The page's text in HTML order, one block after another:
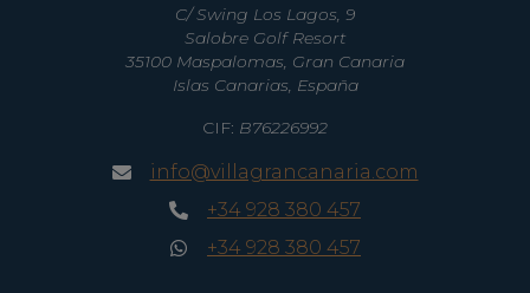
C/ Swing Los Lagos, 9
Salobre Golf Resort
35100 Maspalomas, Gran Canaria
Islas Canarias, España
CIF: B76226992
info@villagrancanaria.com
+34 928 380 457
+34 928 380 457